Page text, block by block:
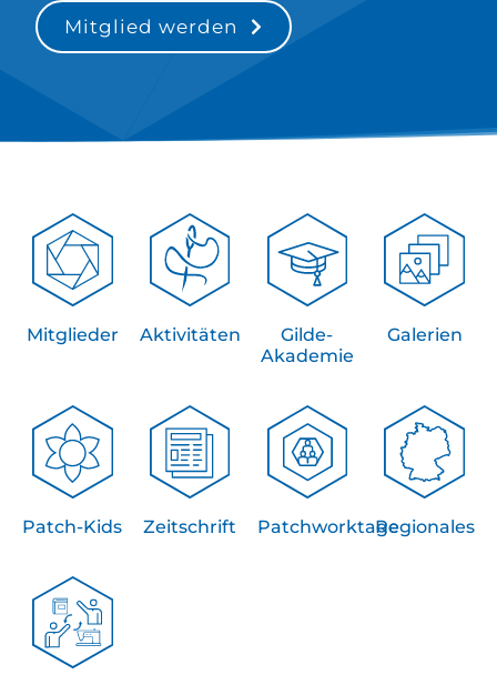
Mitglied werden
Mitglieder Aktivitäten
Gilde-
Akademie
Galerien
Patch-Kids Zeitschrift PatchworktageRegionales